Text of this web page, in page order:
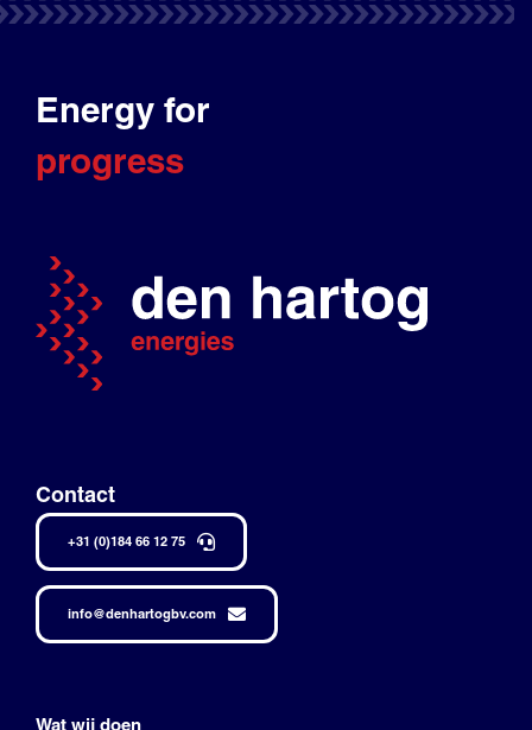
Energy for
progress
Contact
+31 (0)184 66 12 75
info@denhartogbv.com
Wat wij doen